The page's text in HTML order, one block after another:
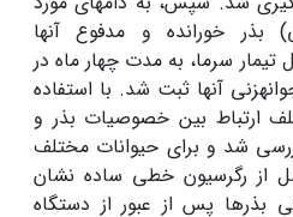
بذر خورانده و مدفوع آن‏ها
سرما، به مدت چهار ماه در
آن‏ها ثبت شد. با استفاده
ارتباط بین خصوصیات بذر و
شد و برای حیوانات مختلف
از رگرسیون خطی ساده نشان
بذرها پس از عبور از دستگاه